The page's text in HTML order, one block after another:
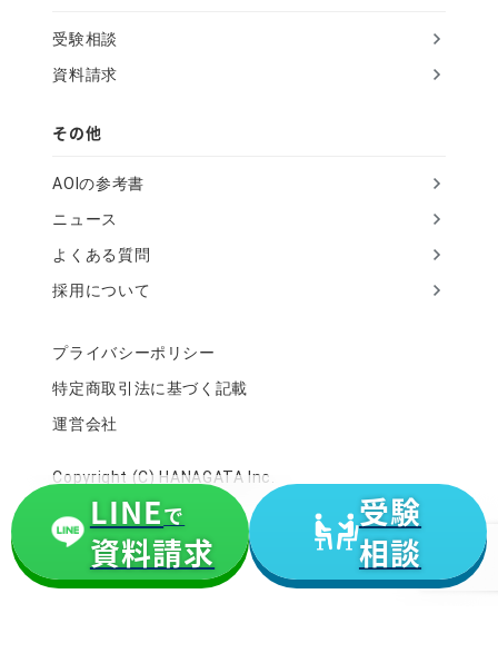
LINEで
資料請求
受験
相談
受験相談
資料請求
その他
AOIの参考書
ニュース
よくある質問
採用について
プライバシーポリシー
特定商取引法に基づく記載
運営会社
Copyright (C) HANAGATA Inc.